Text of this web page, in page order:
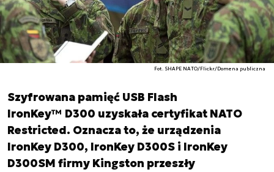
Fot. SHAPE NATO/Flickr/Domena publiczna
Szyfrowana pamięć USB Flash
IronKey™ D300 uzyskała certyfikat NATO
Restricted. Oznacza to, że urządzenia
IronKey D300, IronKey D300S i IronKey
D300SM firmy Kingston przeszły